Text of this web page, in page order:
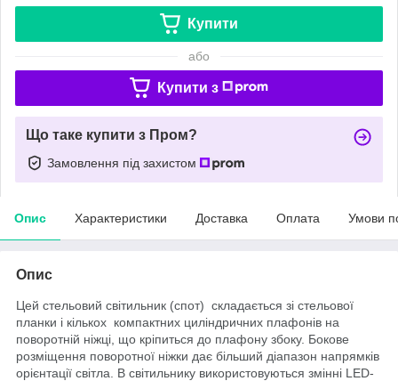
Купити
або
Купити з
Що таке купити з Пром?
Замовлення під захистом
Опис Характеристики Доставка Оплата Умови
Опис
Цей стельовий світильник (спот) складається зі стельової
планки і кількох компактних циліндричних плафонів на
поворотній ніжці , що кріпиться до плафону збоку. Бокове
розміщення поворотної ніжки дає більший діапазон напрямків
орієнтації світла.
В світильнику використовуються змінні LED-